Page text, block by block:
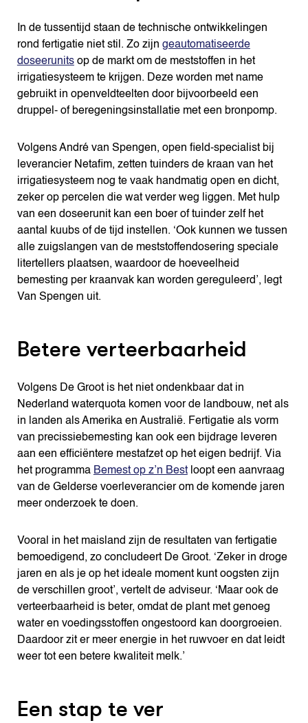
In de tussentijd staan de technische ontwikkelingen
rond fertigatie niet stil. Zo zijn geautomatiseerde
doseerunitsop de markt om de meststoffen in het
irrigatiesysteem te krijgen. Deze worden met name
gebruikt in openveldteelten door bijvoorbeeld een
druppel- of beregeningsinstallatie met een bronpomp.
Volgens André van Spengen, open field-specialist bij
leverancier Netafim, zetten tuinders de kraan van het
irrigatiesysteem nog te vaak handmatig open en dicht,
zeker op percelen die wat verder weg liggen. Met hulp
van een doseerunit kan een boer of tuinder zelf het
aantal kuubs of de tijd instellen. ‘Ook kunnen we tussen
alle zuigslangen van de meststoffendosering speciale
litertellers plaatsen, waardoor de hoeveelheid
bemesting per kraanvak kan worden gereguleerd’, legt
Van Spengen uit.
Betere verteerbaarheid
Volgens De Groot is het niet ondenkbaar dat in
Nederland waterquota komen voor de landbouw, net als
in landen als Amerika en Australië. Fertigatie als vorm
van precissiebemesting kan ook een bijdrage leveren
aan een efficiëntere mestafzet op het eigen bedrijf. Via
het programma Bemest op z’n Bestloopt een aanvraag
van de Gelderse voerleverancier om de komende jaren
meer onderzoek te doen.
Vooral in het maisland zijn de resultaten van fertigatie
bemoedigend, zo concludeert De Groot. ‘Zeker in droge
jaren en als je op het ideale moment kunt oogsten zijn
de verschillen groot’, vertelt de adviseur. ‘Maar ook de
verteerbaarheid is beter, omdat de plant met genoeg
water en voedingsstoffen ongestoord kan doorgroeien.
Daardoor zit er meer energie in het ruwvoer en dat leidt
weer tot een betere kwaliteit melk.’
Een stap te ver